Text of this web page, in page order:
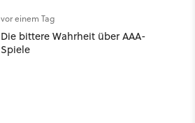
vor einem Tag
Die bittere Wahrheit über AAA-
Spiele